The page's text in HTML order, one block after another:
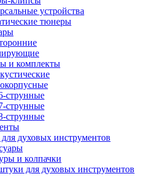
устройства
тюнеры
и комплекты
струнные
струнные
струнные
духовых инструментов
и колпачки
для духовых инструментов